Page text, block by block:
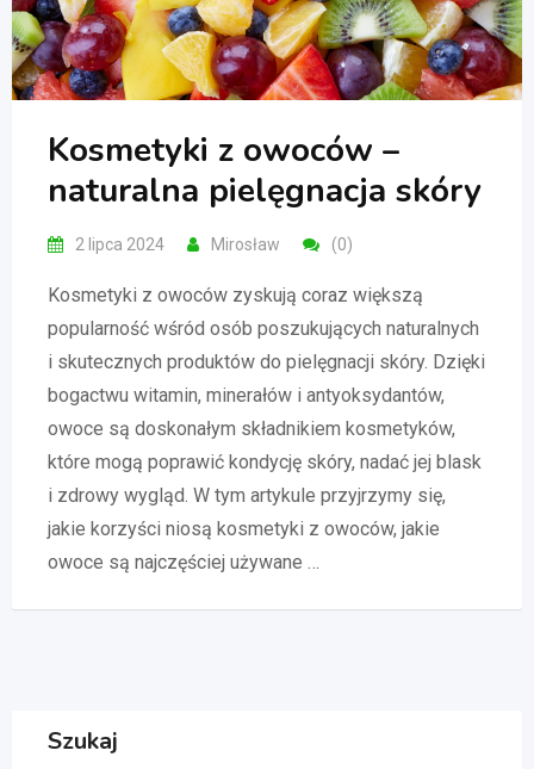
Kosmetyki z owoców –
naturalna pielęgnacja skóry
2 lipca 2024 Mirosław (0)
Kosmetyki z owoców zyskują coraz większą
popularność wśród osób poszukujących naturalnych
i skutecznych produktów do pielęgnacji skóry. Dzięki
bogactwu witamin, minerałów i antyoksydantów,
owoce są doskonałym składnikiem kosmetyków,
które mogą poprawić kondycję skóry, nadać jej blask
i zdrowy wygląd. W tym artykule przyjrzymy się,
jakie korzyści niosą kosmetyki z owoców, jakie
owoce są najczęściej używane …
Szukaj